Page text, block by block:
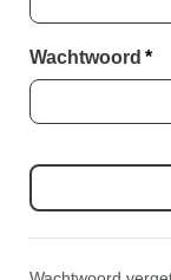
Wachtwoord *